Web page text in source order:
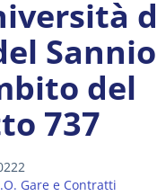
Sannio
del
737
Gare e Contratti